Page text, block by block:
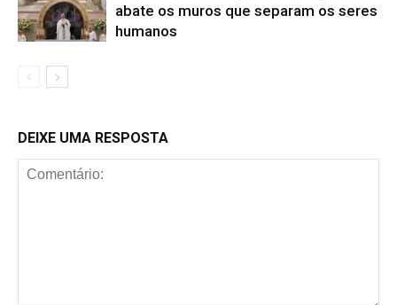
abate os muros que separam os seres
humanos
DEIXE UMA RESPOSTA